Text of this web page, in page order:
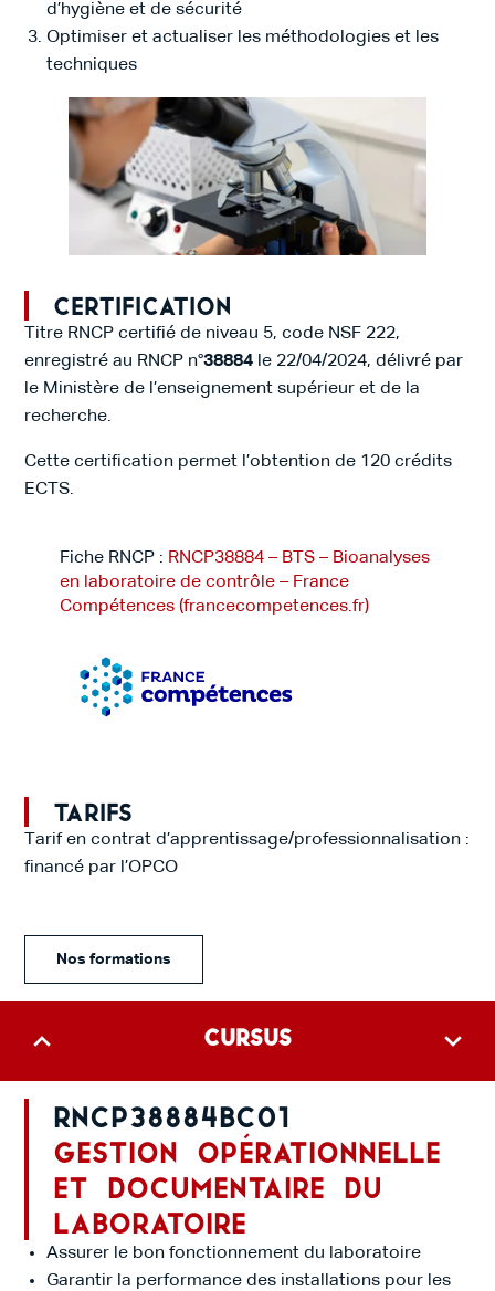
d’hygiène et de sécurité
Optimiser et actualiser les méthodologies et les
techniques
Certification
Titre RNCP certifié de niveau 5, code NSF 222,
enregistré au RNCP n°38884 le 22/04/2024, délivré par
le Ministère de l’enseignement supérieur et de la
recherche.
Cette certification permet l’obtention de 120 crédits
ECTS.
Fiche RNCP : RNCP38884 – BTS – Bioanalyses
en laboratoire de contrôle – France
Compétences (francecompetences.fr)
Tarifs
Tarif en contrat d’apprentissage/professionnalisation :
financé par l’OPCO
Nos formations
Cursus
RNCP38884BC01
Gestion opérationnelle
et documentaire du
laboratoire
Assurer le bon fonctionnement du laboratoire
Garantir la performance des installations pour les